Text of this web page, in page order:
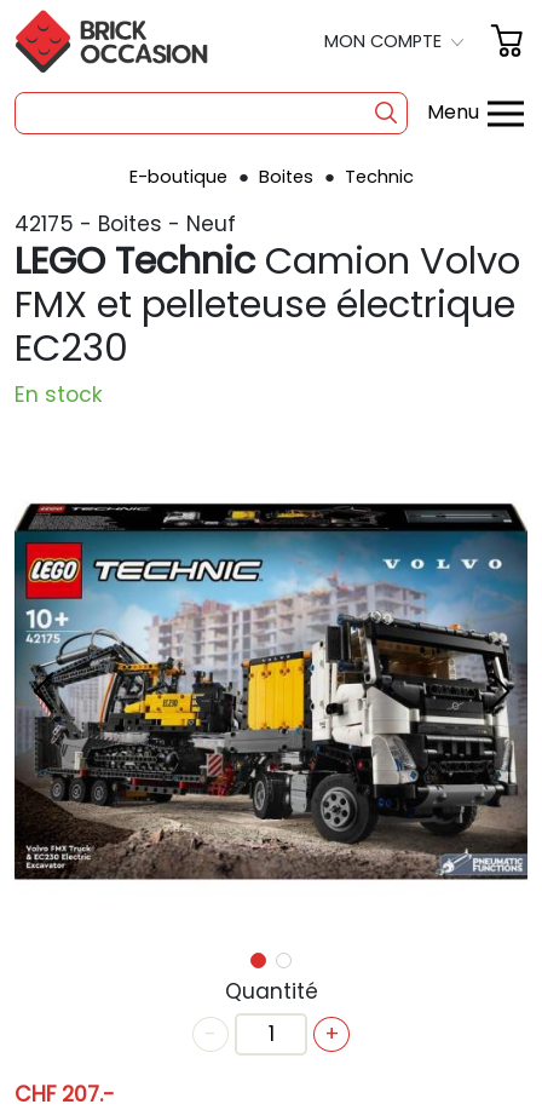
MON COMPTE
Menu
SHOP
À LA PIÈCE
A PROPOS
ACTUALITÉS
ANNIVERSAIRE
BONS CADEAUX
CONTACT
E-boutique Boites Technic
42175 - Boites - Neuf
LEGO TechnicCamion Volvo
FMX et pelleteuse électrique
EC230
En stock
Quantité
-
+
CHF 207.-